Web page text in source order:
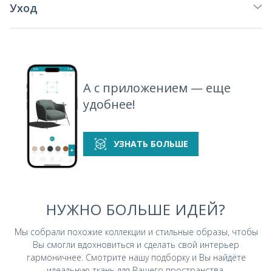
Уход
А с приложением — еще
удобнее!
УЗНАТЬ БОЛЬШЕ
НУЖНО БОЛЬШЕ ИДЕЙ?
Мы собрали похожие коллекции и стильные образы, чтобы
Вы смогли вдохновиться и сделать свой интерьер
гармоничнее. Смотрите нашу подборку и Вы найдёте